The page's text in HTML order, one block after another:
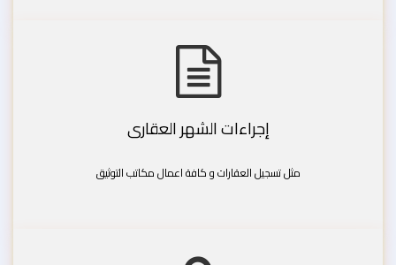
إجراءات الشهر العقارى
مثل تسجيل العقارات و كافة اعمال مكاتب التوثيق